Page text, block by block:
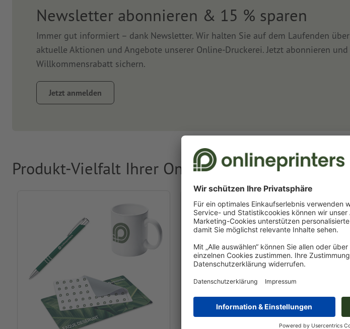
Newsletter abonnieren & 15 % sparen
Immer gut informiert – dank Newsletter. Wir halten Sie auf dem Laufenden über
aktuelle Aktionen und Angebote unserer Online-Druckerei. Jetzt abonnieren und
Willkommensrabatt sichern.
Jetzt anmelden
Produkt-Vielfalt Ihrer Online-Druckerei